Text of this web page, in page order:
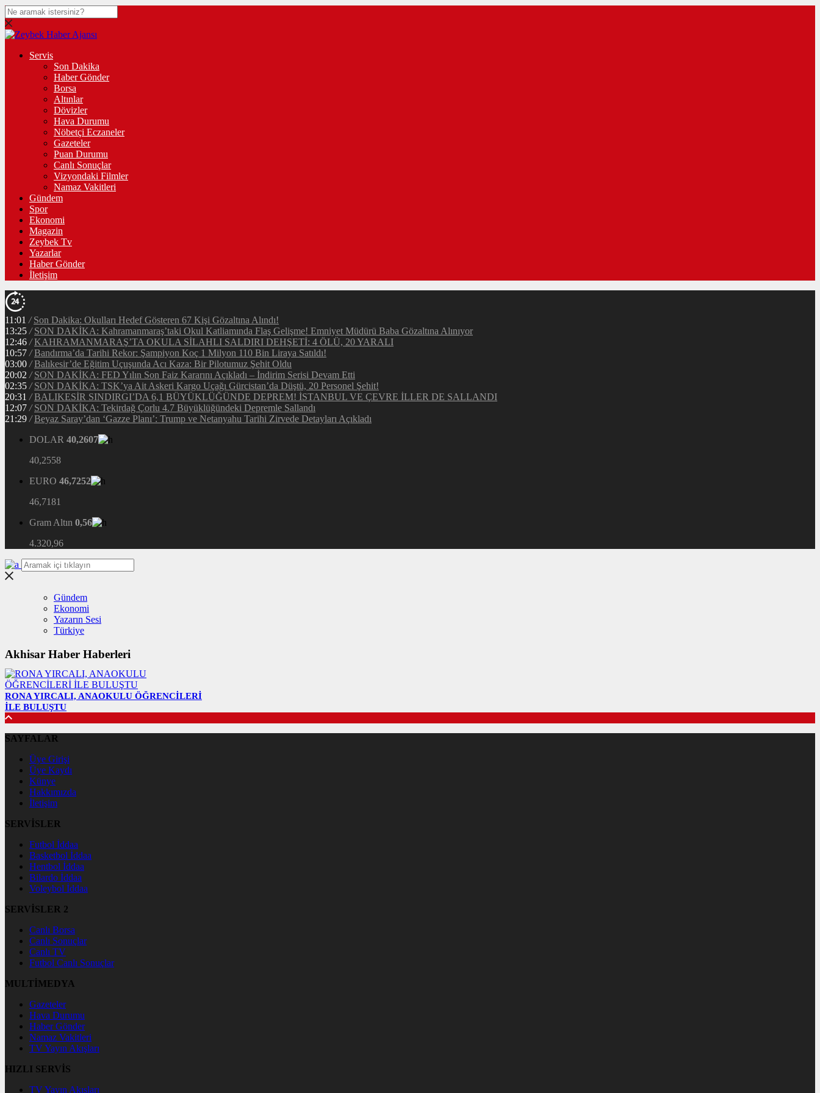
Servis
Son Dakika
Haber Gönder
Borsa
Altınlar
Dövizler
Hava Durumu
Nöbetçi Eczaneler
Gazeteler
Puan Durumu
Canlı Sonuçlar
Vizyondaki Filmler
Namaz Vakitleri
Gündem
Spor
Ekonomi
Magazin
Zeybek Tv
Yazarlar
Haber Gönder
İletişim
11:01 / Son Dakika: Okulları Hedef Gösteren 67 Kişi Gözaltına Alındı!
13:25 / SON DAKİKA: Kahramanmaraş’taki Okul Katliamında Flaş Gelişme! Emniyet Müdürü Baba Gözaltına Alınıyor
12:46 / KAHRAMANMARAŞ’TA OKULA SİLAHLI SALDIRI DEHŞETİ: 4 ÖLÜ, 20 YARALI
10:57 / Bandırma’da Tarihi Rekor: Şampiyon Koç 1 Milyon 110 Bin Liraya Satıldı!
03:00 / Balıkesir’de Eğitim Uçuşunda Acı Kaza: Bir Pilotumuz Şehit Oldu
20:02 / SON DAKİKA: FED Yılın Son Faiz Kararını Açıkladı – İndirim Serisi Devam Etti
02:35 / SON DAKİKA: TSK’ya Ait Askeri Kargo Uçağı Gürcistan’da Düştü, 20 Personel Şehit!
20:31 / BALIKESİR SINDIRGI’DA 6,1 BÜYÜKLÜĞÜNDE DEPREM! İSTANBUL VE ÇEVRE İLLER DE SALLANDI
12:07 / SON DAKİKA: Tekirdağ Çorlu 4.7 Büyüklüğündeki Depremle Sallandı
21:29 / Beyaz Saray’dan ‘Gazze Planı’: Trump ve Netanyahu Tarihi Zirvede Detayları Açıkladı
DOLAR 40,2607
40,2558
EURO 46,7252
46,7181
Gram Altın 0,56
4.320,96
Gündem
Ekonomi
Yazarın Sesi
Türkiye
Akhisar Haber Haberleri
RONA YIRCALI, ANAOKULU ÖĞRENCİLERİ
İLE BULUŞTU
SAYFALAR
Üye Girişi
Üye Kaydı
Künye
Hakkımızda
İletişim
SERVİSLER
Futbol İddaa
Basketbol İddaa
Hentbol İddaa
Bilardo İddaa
Voleybol İddaa
SERVİSLER 2
Canlı Borsa
Canlı Sonuçlar
Canlı TV
Futbol Canlı Sonuçlar
MULTİMEDYA
Gazeteler
Hava Durumu
Haber Gönder
Namaz Vakitleri
TV Yayın Akışları
HIZLI SERVİS
TV Yayın Akışları